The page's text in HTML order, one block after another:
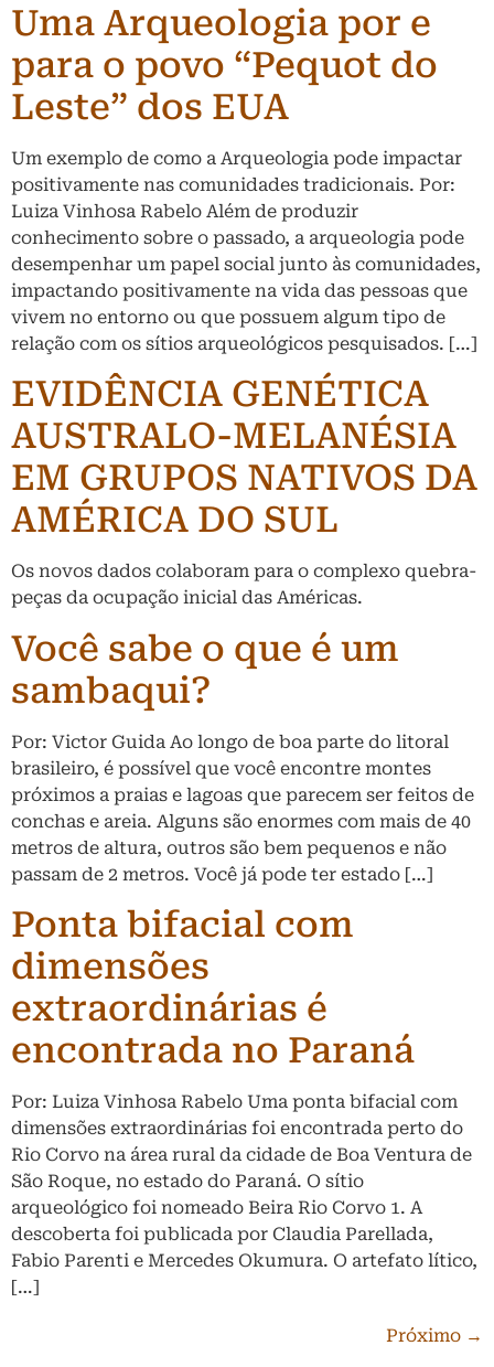
Uma Arqueologia por e
para o povo “Pequot do
Leste” dos EUA
Um exemplo de como a Arqueologia pode impactar
positivamente nas comunidades tradicionais. Por:
Luiza Vinhosa Rabelo Além de produzir
conhecimento sobre o passado, a arqueologia pode
desempenhar um papel social junto às comunidades,
impactando positivamente na vida das pessoas que
vivem no entorno ou que possuem algum tipo de
relação com os sítios arqueológicos pesquisados. […]
EVIDÊNCIA GENÉTICA
AUSTRALO-MELANÉSIA
EM GRUPOS NATIVOS DA
AMÉRICA DO SUL
Os novos dados colaboram para o complexo quebra-
peças da ocupação inicial das Américas.
Você sabe o que é um
sambaqui?
Por: Victor Guida Ao longo de boa parte do litoral
brasileiro, é possível que você encontre montes
próximos a praias e lagoas que parecem ser feitos de
conchas e areia. Alguns são enormes com mais de 40
metros de altura, outros são bem pequenos e não
passam de 2 metros. Você já pode ter estado […]
Ponta bifacial com
dimensões
extraordinárias é
encontrada no Paraná
Por: Luiza Vinhosa Rabelo Uma ponta bifacial com
dimensões extraordinárias foi encontrada perto do
Rio Corvo na área rural da cidade de Boa Ventura de
São Roque, no estado do Paraná. O sítio
arqueológico foi nomeado Beira Rio Corvo 1. A
descoberta foi publicada por Claudia Parellada,
Fabio Parenti e Mercedes Okumura. O artefato lítico,
[…]
Próximo →